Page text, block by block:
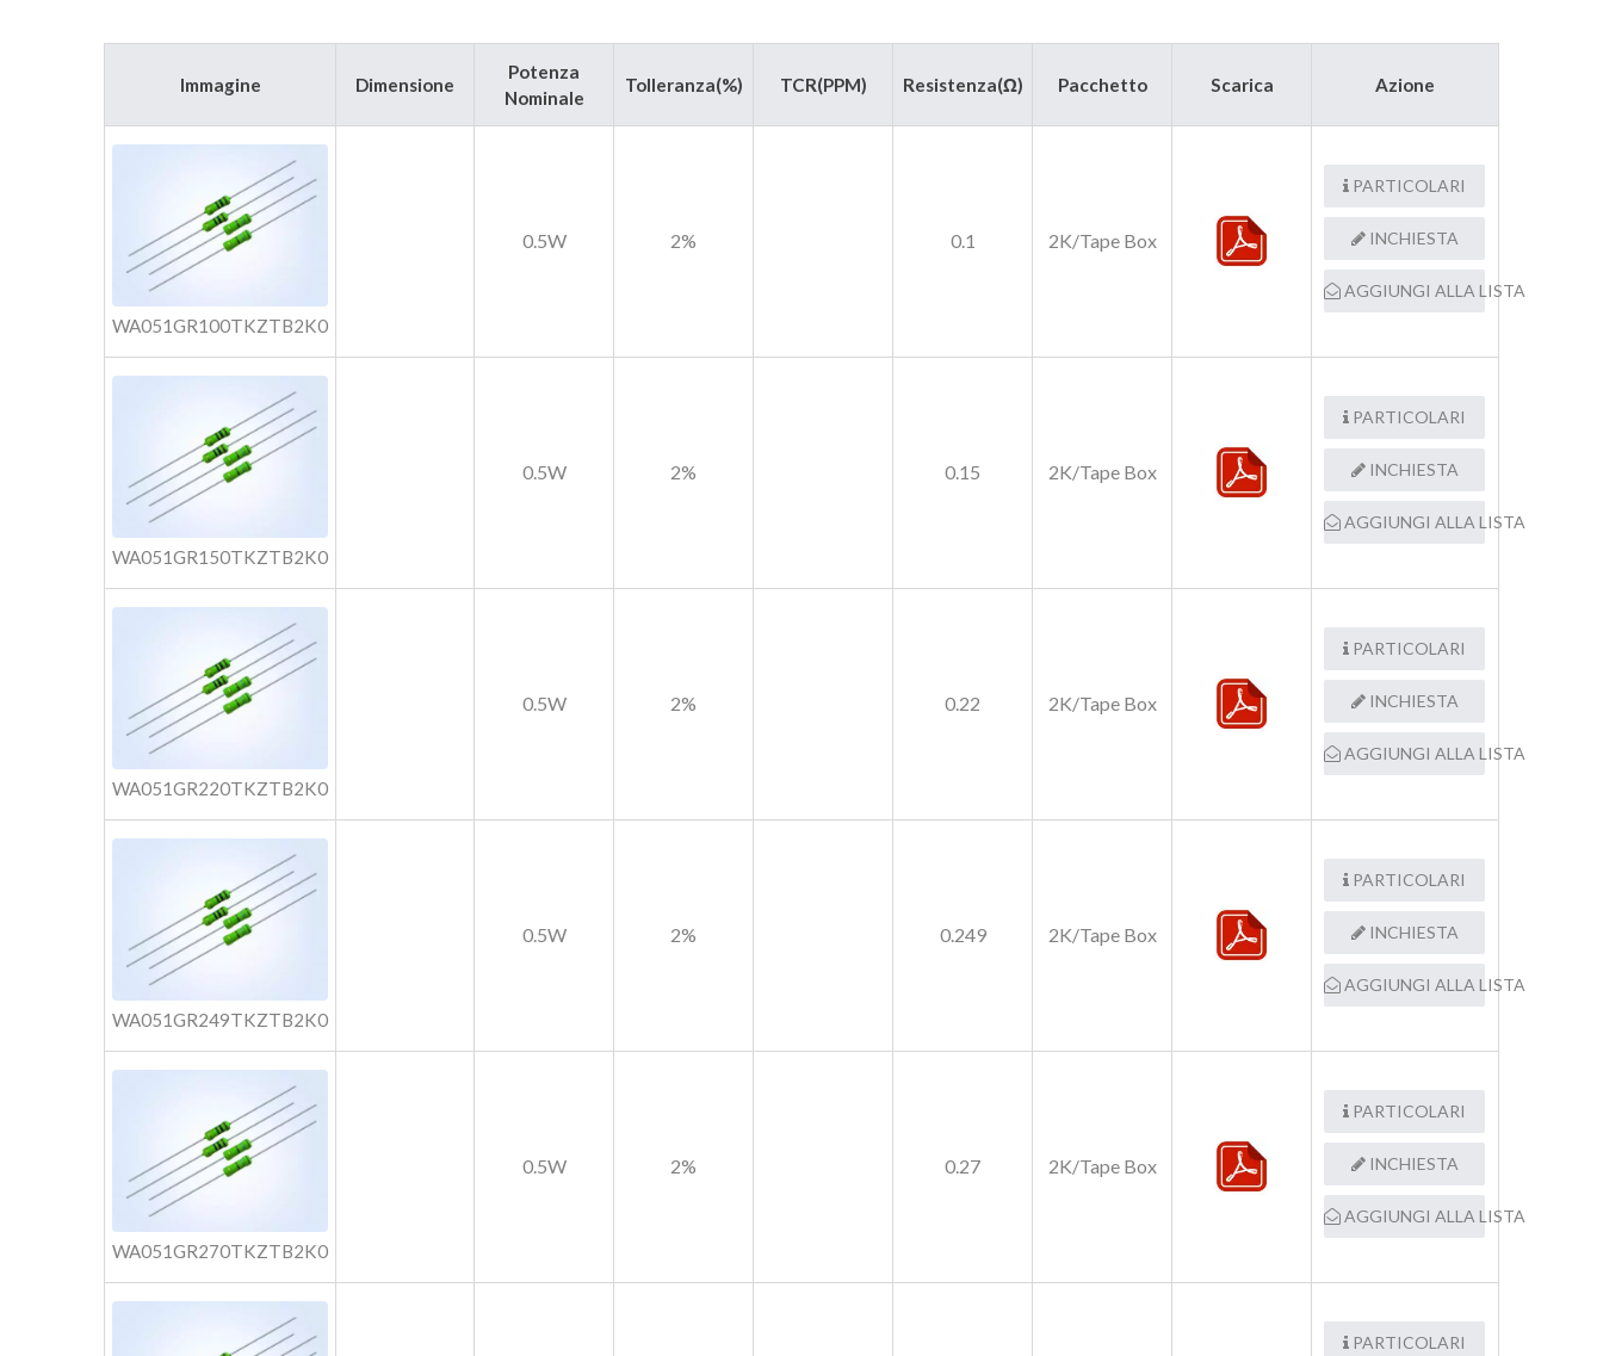
Immagine Dimensione
Potenza
Nominale
Tolleranza(%) TCR(PPM) Resistenza(Ω) Pacchetto Scarica Azione
WA051GR100TKZTB2K0
0.5W 2% 0.1 2K/Tape Box
PARTICOLARI
INCHIESTA
AGGIUNGI ALLA LISTA
WA051GR150TKZTB2K0
0.5W 2% 0.15 2K/Tape Box
PARTICOLARI
INCHIESTA
AGGIUNGI ALLA LISTA
WA051GR220TKZTB2K0
0.5W 2% 0.22 2K/Tape Box
PARTICOLARI
INCHIESTA
AGGIUNGI ALLA LISTA
WA051GR249TKZTB2K0
0.5W 2% 0.249 2K/Tape Box
PARTICOLARI
INCHIESTA
AGGIUNGI ALLA LISTA
WA051GR270TKZTB2K0
0.5W 2% 0.27 2K/Tape Box
PARTICOLARI
INCHIESTA
AGGIUNGI ALLA LISTA
PARTICOLARI